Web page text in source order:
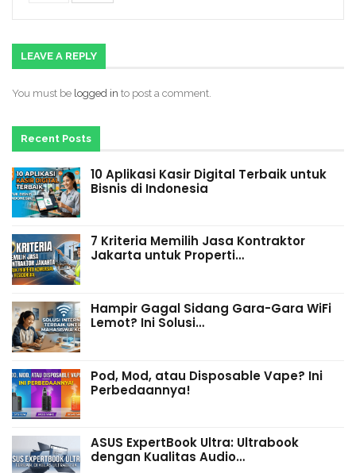
LEAVE A REPLY
You must be logged in to post a comment.
Recent Posts
10 Aplikasi Kasir Digital Terbaik untuk
Bisnis di Indonesia
7 Kriteria Memilih Jasa Kontraktor
Jakarta untuk Properti…
Hampir Gagal Sidang Gara-Gara WiFi
Lemot? Ini Solusi…
Pod, Mod, atau Disposable Vape? Ini
Perbedaannya!
ASUS ExpertBook Ultra: Ultrabook
dengan Kualitas Audio…